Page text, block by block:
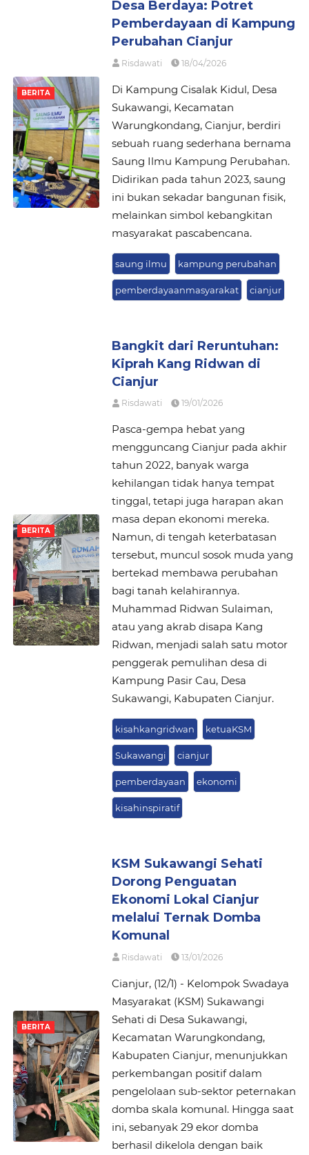
BERITA
Desa Berdaya: Potret
Pemberdayaan di Kampung
Perubahan Cianjur
Risdawati 18/04/2026
Di Kampung Cisalak Kidul, Desa
Sukawangi, Kecamatan
Warungkondang, Cianjur, berdiri
sebuah ruang sederhana bernama
Saung Ilmu Kampung Perubahan.
Didirikan pada tahun 2023, saung
ini bukan sekadar bangunan fisik,
melainkan simbol kebangkitan
masyarakat pascabencana.
saung ilmu kampung perubahan
pemberdayaanmasyarakat cianjur
BERITA
Bangkit dari Reruntuhan:
Kiprah Kang Ridwan di
Cianjur
Risdawati 19/01/2026
Pasca-gempa hebat yang
mengguncang Cianjur pada akhir
tahun 2022, banyak warga
kehilangan tidak hanya tempat
tinggal, tetapi juga harapan akan
masa depan ekonomi mereka.
Namun, di tengah keterbatasan
tersebut, muncul sosok muda yang
bertekad membawa perubahan
bagi tanah kelahirannya.
Muhammad Ridwan Sulaiman,
atau yang akrab disapa Kang
Ridwan, menjadi salah satu motor
penggerak pemulihan desa di
Kampung Pasir Cau, Desa
Sukawangi, Kabupaten Cianjur.
kisahkangridwan ketuaKSM
Sukawangi cianjur
pemberdayaan ekonomi
kisahinspiratif
BERITA
KSM Sukawangi Sehati
Dorong Penguatan
Ekonomi Lokal Cianjur
melalui Ternak Domba
Komunal
Risdawati 13/01/2026
Cianjur, (12/1) - Kelompok Swadaya
Masyarakat (KSM) Sukawangi
Sehati di Desa Sukawangi,
Kecamatan Warungkondang,
Kabupaten Cianjur, menunjukkan
perkembangan positif dalam
pengelolaan sub-sektor peternakan
domba skala komunal. Hingga saat
ini, sebanyak 29 ekor domba
berhasil dikelola dengan baik